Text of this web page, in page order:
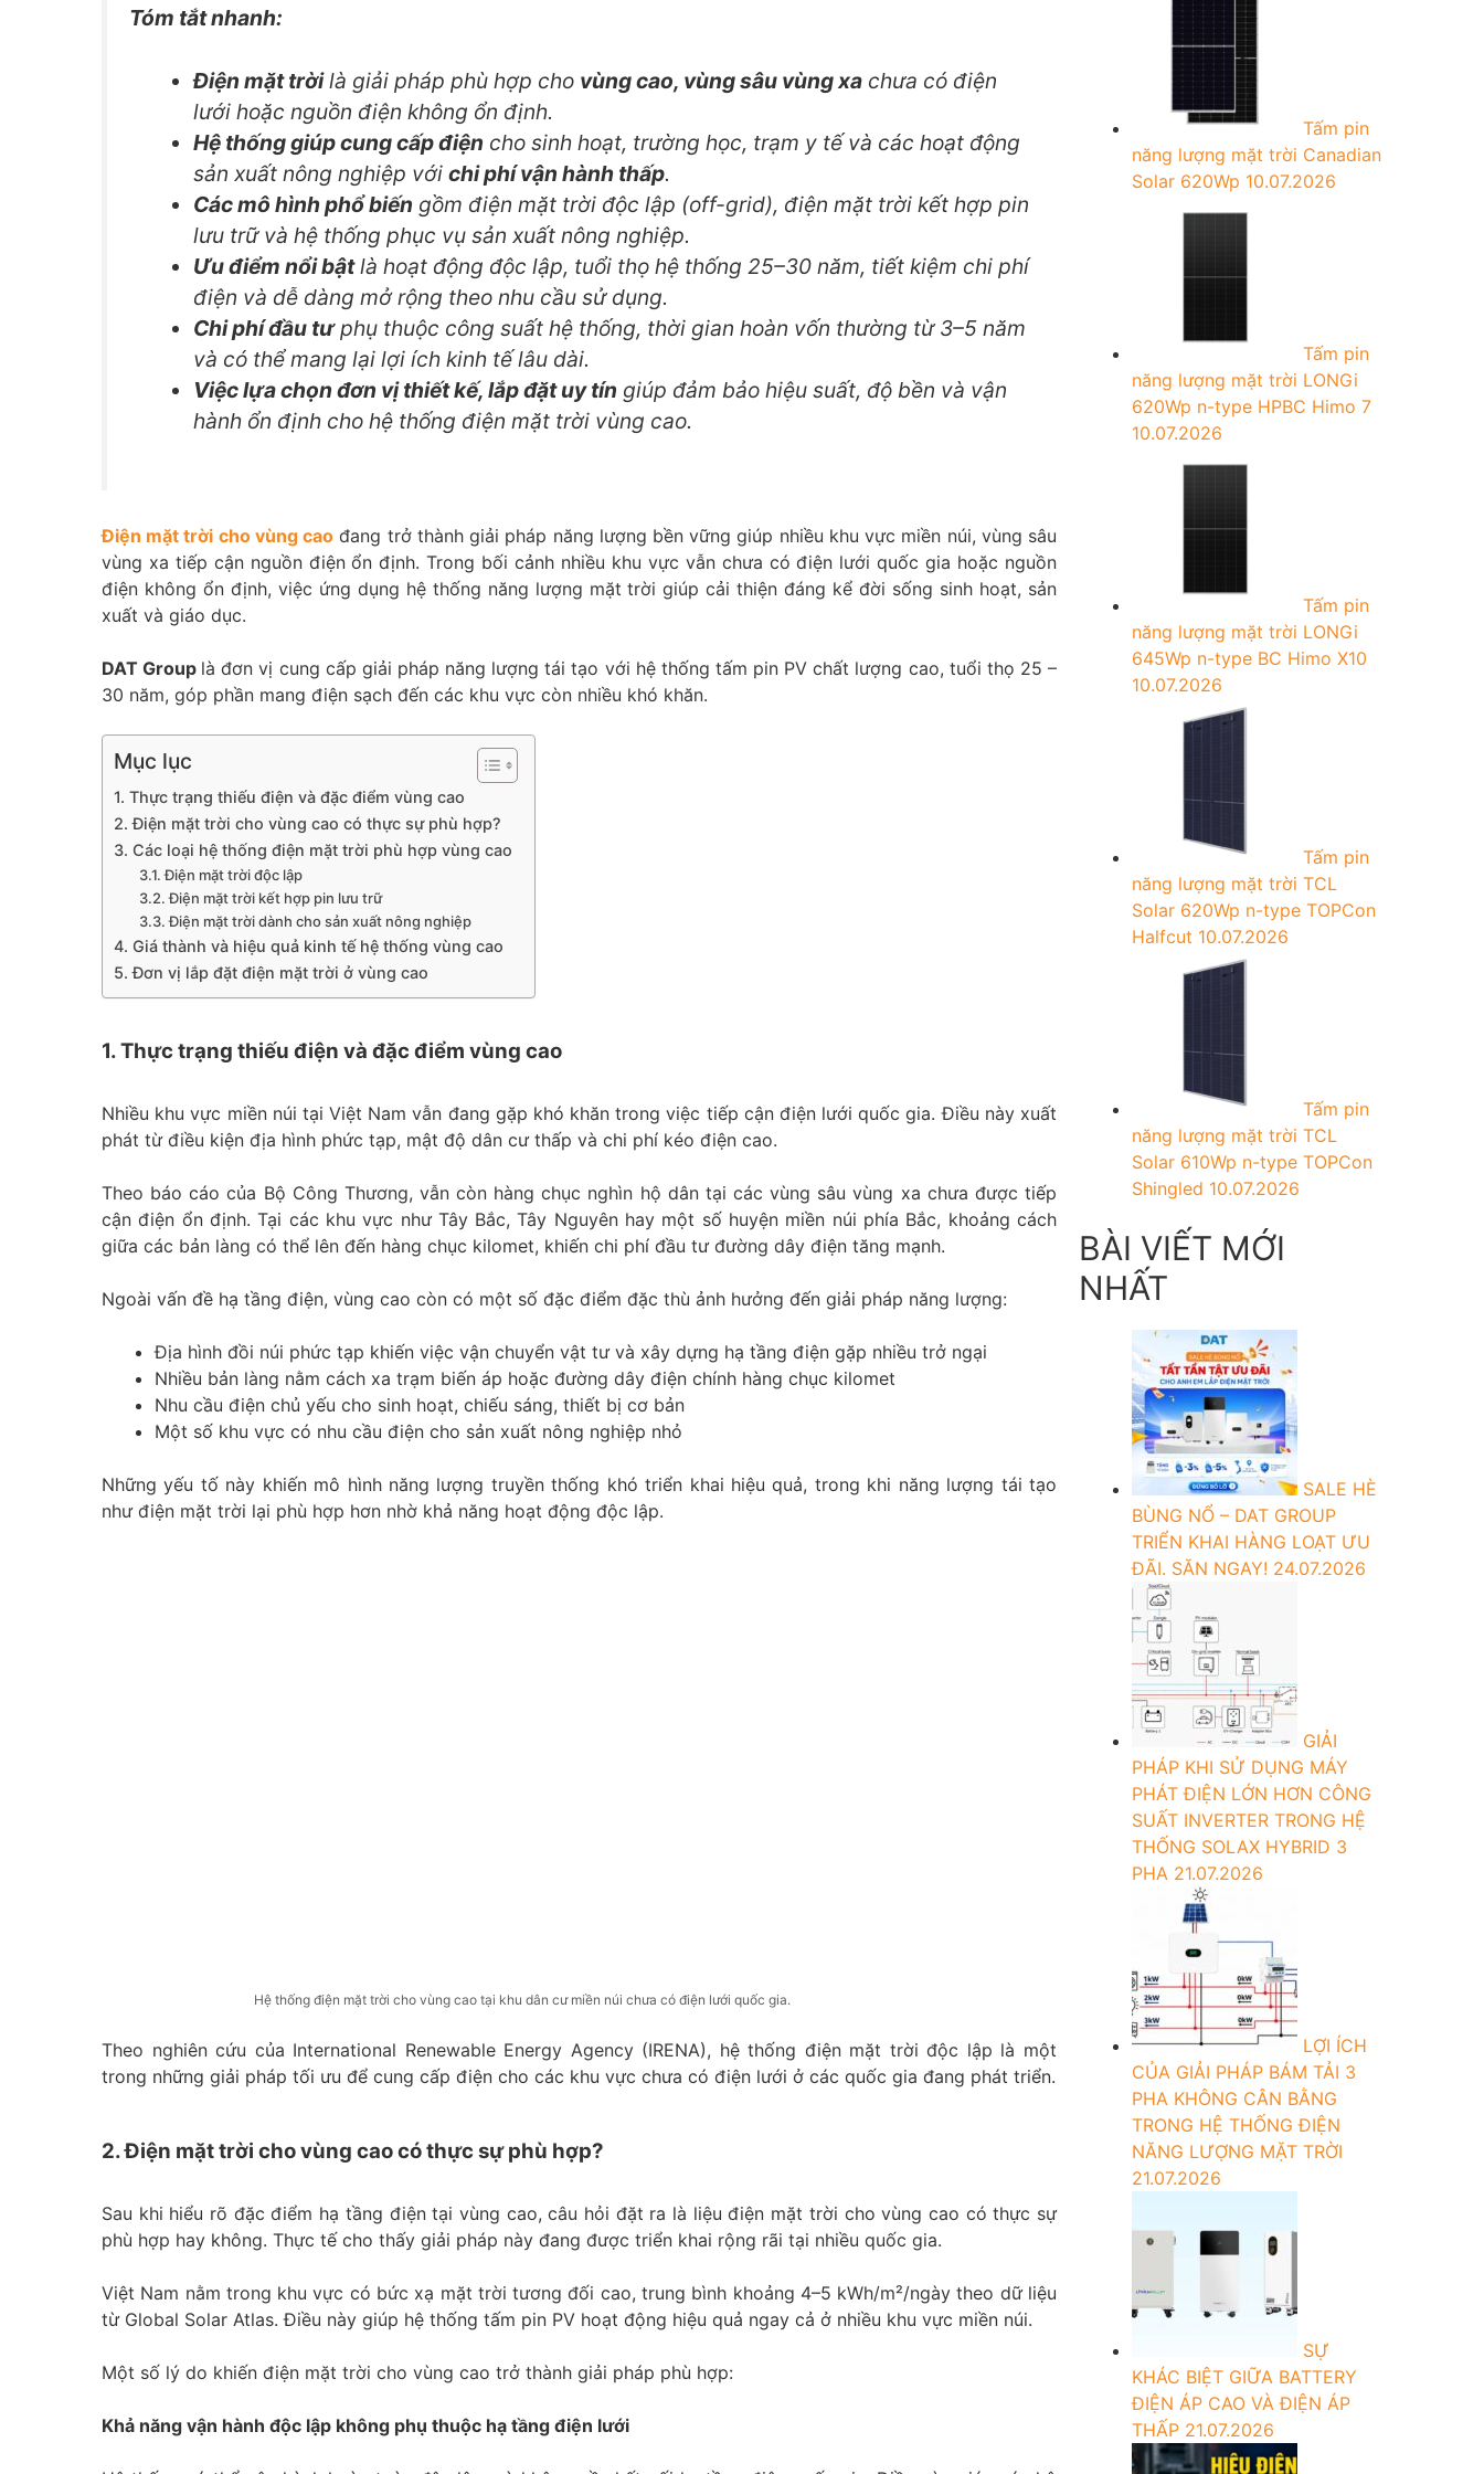
Tóm tắt nhanh:
Điện mặt trờilà giải pháp phù hợp cho vùng cao, vùng sâu vùng xachưa có điện
lưới hoặc nguồn điện không ổn định.
Hệ thống giúp cung cấp điện cho sinh hoạt, trường học, trạm y tế và các hoạt động
sản xuất nông nghiệp với chi phí vận hành thấp.
Các mô hình phổ biến gồm điện mặt trời độc lập (off-grid), điện mặt trời kết hợp pin
lưu trữ và hệ thống phục vụ sản xuất nông nghiệp.
Ưu điểm nổi bậtlà hoạt động độc lập, tuổi thọ hệ thống 25–30 năm, tiết kiệm chi phí
điện và dễ dàng mở rộng theo nhu cầu sử dụng.
Chi phí đầu tưphụ thuộc công suất hệ thống, thời gian hoàn vốn thường từ 3–5 năm
và có thể mang lại lợi ích kinh tế lâu dài.
Việc lựa chọn đơn vị thiết kế, lắp đặt uy tín giúp đảm bảo hiệu suất, độ bền và vận
hành ổn định cho hệ thống điện mặt trời vùng cao.
Điện mặt trời cho vùng cao đang trở thành giải pháp năng lượng bền vững giúp nhiều khu vực miền núi, vùng sâu
vùng xa tiếp cận nguồn điện ổn định. Trong bối cảnh nhiều khu vực vẫn chưa có điện lưới quốc gia hoặc nguồn
điện không ổn định, việc ứng dụng hệ thống năng lượng mặt trời giúp cải thiện đáng kể đời sống sinh hoạt, sản
xuất và giáo dục.
DAT Group là đơn vị cung cấp giải pháp năng lượng tái tạo với hệ thống tấm pin PV chất lượng cao, tuổi thọ 25 –
30 năm, góp phần mang điện sạch đến các khu vực còn nhiều khó khăn.
Mục lục
1. Thực trạng thiếu điện và đặc điểm vùng cao
2. Điện mặt trời cho vùng cao có thực sự phù hợp?
3. Các loại hệ thống điện mặt trời phù hợp vùng cao
3.1. Điện mặt trời độc lập
3.2. Điện mặt trời kết hợp pin lưu trữ
3.3. Điện mặt trời dành cho sản xuất nông nghiệp
4. Giá thành và hiệu quả kinh tế hệ thống vùng cao
5. Đơn vị lắp đặt điện mặt trời ở vùng cao
1. Thực trạng thiếu điện và đặc điểm vùng cao
Nhiều khu vực miền núi tại Việt Nam vẫn đang gặp khó khăn trong việc tiếp cận điện lưới quốc gia. Điều này xuất
phát từ điều kiện địa hình phức tạp, mật độ dân cư thấp và chi phí kéo điện cao.
Theo báo cáo của Bộ Công Thương, vẫn còn hàng chục nghìn hộ dân tại các vùng sâu vùng xa chưa được tiếp
cận điện ổn định. Tại các khu vực như Tây Bắc, Tây Nguyên hay một số huyện miền núi phía Bắc, khoảng cách
giữa các bản làng có thể lên đến hàng chục kilomet, khiến chi phí đầu tư đường dây điện tăng mạnh.
Ngoài vấn đề hạ tầng điện, vùng cao còn có một số đặc điểm đặc thù ảnh hưởng đến giải pháp năng lượng:
Địa hình đồi núi phức tạp khiến việc vận chuyển vật tư và xây dựng hạ tầng điện gặp nhiều trở ngại
Nhiều bản làng nằm cách xa trạm biến áp hoặc đường dây điện chính hàng chục kilomet
Nhu cầu điện chủ yếu cho sinh hoạt, chiếu sáng, thiết bị cơ bản
Một số khu vực có nhu cầu điện cho sản xuất nông nghiệp nhỏ
Những yếu tố này khiến mô hình năng lượng truyền thống khó triển khai hiệu quả, trong khi năng lượng tái tạo
như điện mặt trời lại phù hợp hơn nhờ khả năng hoạt động độc lập.
Hệ thống điện mặt trời cho vùng cao tại khu dân cư miền núi chưa có điện lưới quốc gia.
Theo nghiên cứu của International Renewable Energy Agency (IRENA), hệ thống điện mặt trời độc lập là một
trong những giải pháp tối ưu để cung cấp điện cho các khu vực chưa có điện lưới ở các quốc gia đang phát triển.
2. Điện mặt trời cho vùng cao có thực sự phù hợp?
Sau khi hiểu rõ đặc điểm hạ tầng điện tại vùng cao, câu hỏi đặt ra là liệu điện mặt trời cho vùng cao có thực sự
phù hợp hay không. Thực tế cho thấy giải pháp này đang được triển khai rộng rãi tại nhiều quốc gia.
Việt Nam nằm trong khu vực có bức xạ mặt trời tương đối cao, trung bình khoảng 4–5 kWh/m²/ngày theo dữ liệu
từ Global Solar Atlas. Điều này giúp hệ thống tấm pin PV hoạt động hiệu quả ngay cả ở nhiều khu vực miền núi.
Một số lý do khiến điện mặt trời cho vùng cao trở thành giải pháp phù hợp:
Khả năng vận hành độc lập không phụ thuộc hạ tầng điện lưới
Tấm pin
năng lượng mặt trời Canadian
Solar 620Wp 10.07.2026
Tấm pin
năng lượng mặt trời LONGi
620Wp n-type HPBC Himo 7
10.07.2026
Tấm pin
năng lượng mặt trời LONGi
645Wp n-type BC Himo X10
10.07.2026
Tấm pin
năng lượng mặt trời TCL
Solar 620Wp n-type TOPCon
Halfcut 10.07.2026
Tấm pin
năng lượng mặt trời TCL
Solar 610Wp n-type TOPCon
Shingled 10.07.2026
BÀI VIẾT MỚI
NHẤT
SALE HÈ
BÙNG NỔ – DAT GROUP
TRIỂN KHAI HÀNG LOẠT ƯU
ĐÃI. SĂN NGAY! 24.07.2026
GIẢI
PHÁP KHI SỬ DỤNG MÁY
PHÁT ĐIỆN LỚN HƠN CÔNG
SUẤT INVERTER TRONG HỆ
THỐNG SOLAX HYBRID 3
PHA 21.07.2026
LỢI ÍCH
CỦA GIẢI PHÁP BÁM TẢI 3
PHA KHÔNG CÂN BẰNG
TRONG HỆ THỐNG ĐIỆN
NĂNG LƯỢNG MẶT TRỜI
21.07.2026
SỰ
KHÁC BIỆT GIỮA BATTERY
ĐIỆN ÁP CAO VÀ ĐIỆN ÁP
THẤP 21.07.2026